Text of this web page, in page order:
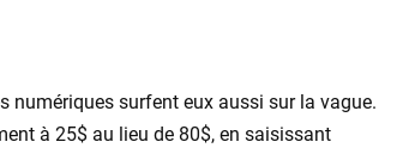
numériques surfent eux aussi sur la vague.
à 25$ au lieu de 80$, en saisissant